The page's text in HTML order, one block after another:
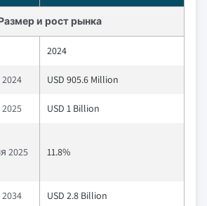
и рост рынка
2024
USD 905.6 Million
USD 1 Billion
2025
11.8%
USD 2.8 Billion